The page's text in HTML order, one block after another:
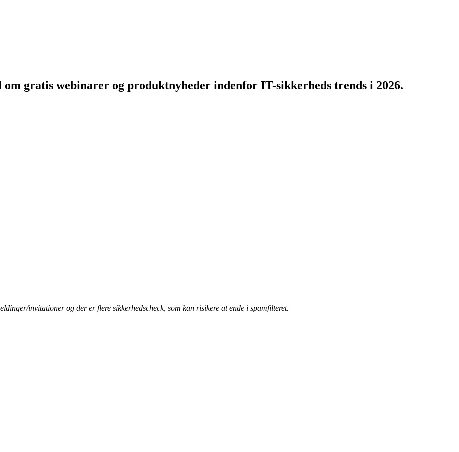
gratis webinarer og produktnyheder indenfor IT-sikkerheds trends i 2026.
invitationer og der er flere sikkerhedscheck, som kan risikere at ende i spamfilteret.